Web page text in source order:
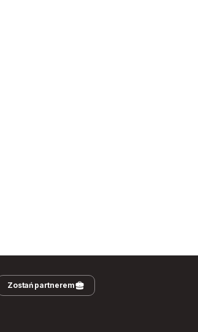
Zostań partnerem